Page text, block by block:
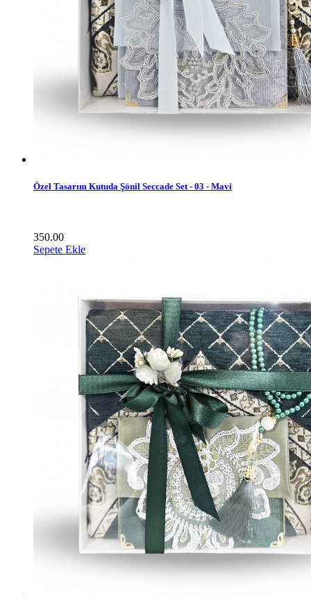
Özel Tasarım Kutuda Şönil Seccade Set - 03 - Mavi
350.00
Sepete Ekle